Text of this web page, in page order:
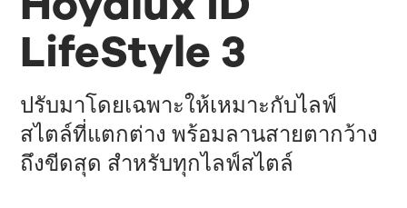
LifeStyle 3
ปรับมาโดยเฉพาะให้เหมาะกับไลฟ์
สไตล์ที่แตกต่าง พร้อมลานสายตากว้าง
ถึงขีดสุด สำหรับทุกไลฟ์สไตล์